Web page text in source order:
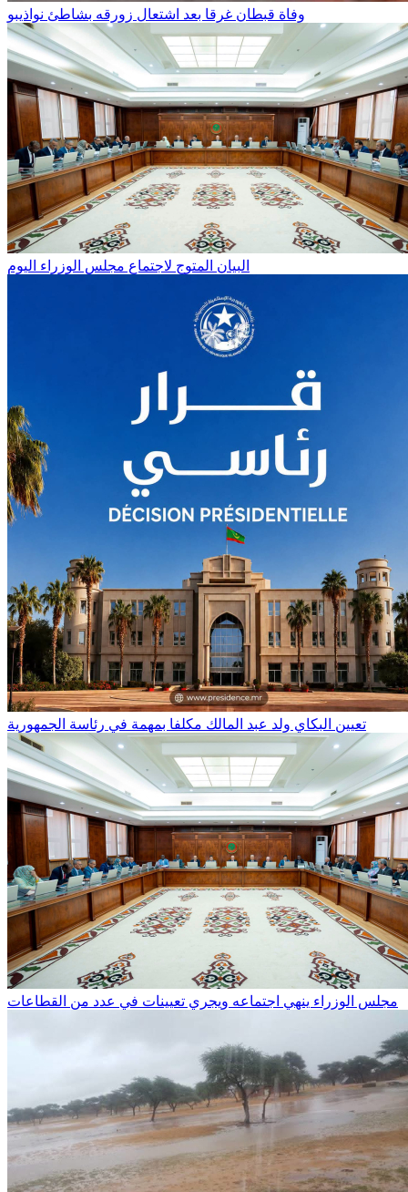
وفاة قبطان غرقا بعد اشتعال زورقه بشاطئ نواذيبو
البيان المتوج لاجتماع مجلس الوزراء اليوم
تعيين البكاي ولد عبد المالك مكلفا بمهمة في رئاسة الجمهورية
مجلس الوزراء ينهي اجتماعه ويجري تعيينات في عدد من القطاعات